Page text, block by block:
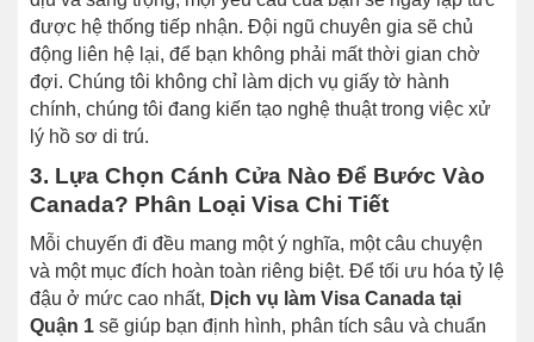
được hệ thống tiếp nhận. Đội ngũ chuyên gia sẽ chủ
động liên hệ lại, để bạn không phải mất thời gian chờ
đợi. Chúng tôi không chỉ làm dịch vụ giấy tờ hành
chính, chúng tôi đang kiến tạo nghệ thuật trong việc xử
lý hồ sơ di trú.
3. Lựa Chọn Cánh Cửa Nào Để Bước Vào
Canada? Phân Loại Visa Chi Tiết
Mỗi chuyến đi đều mang một ý nghĩa, một câu chuyện
và một mục đích hoàn toàn riêng biệt. Để tối ưu hóa tỷ lệ
đậu ở mức cao nhất, Dịch vụ làm Visa Canada tại
Quận 1 sẽ giúp bạn định hình, phân tích sâu và chuẩn